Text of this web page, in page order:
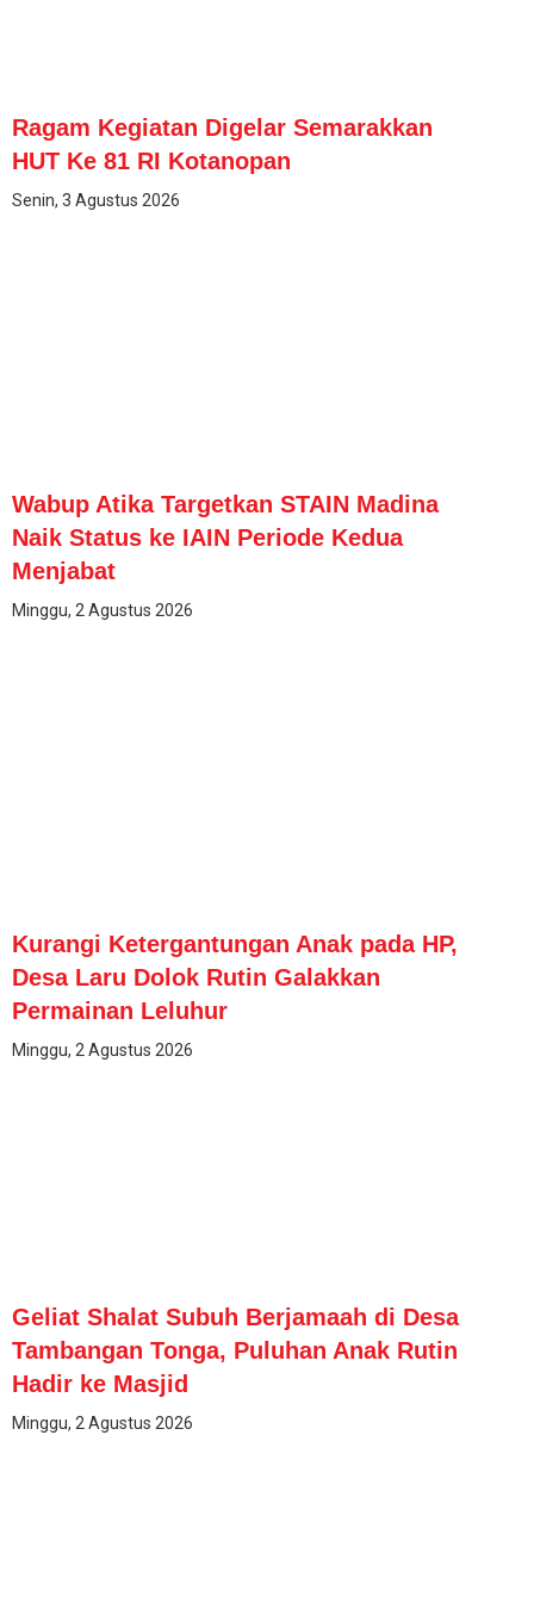
Ragam Kegiatan Digelar Semarakkan
HUT Ke 81 RI Kotanopan
Senin, 3 Agustus 2026
Wabup Atika Targetkan STAIN Madina
Naik Status ke IAIN Periode Kedua
Menjabat
Minggu, 2 Agustus 2026
Kurangi Ketergantungan Anak pada HP,
Desa Laru Dolok Rutin Galakkan
Permainan Leluhur
Minggu, 2 Agustus 2026
Geliat Shalat Subuh Berjamaah di Desa
Tambangan Tonga, Puluhan Anak Rutin
Hadir ke Masjid
Minggu, 2 Agustus 2026